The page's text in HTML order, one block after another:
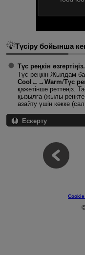
Түсіру бойынша
Түс реңкін өзгертіңіз.
Түс реңкін Жылдам
Cool←→Warm/Түс
қажетінше реттеңіз.
қызылға (жылы
азайту үшін көкке
Ескерту